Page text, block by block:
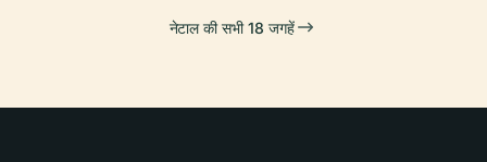
नेटाल की सभी 18 जगहें